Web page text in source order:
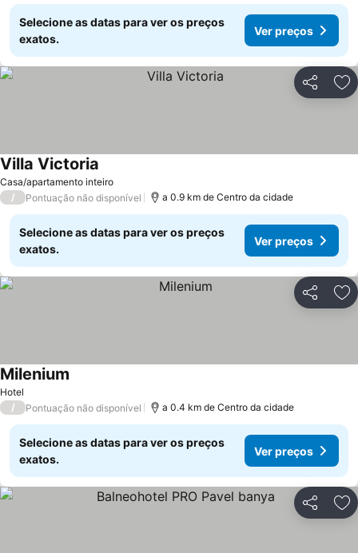
Selecione as datas para ver os preços
exatos.
Ver preços
Partilhar
Casa/apartamento inteiro
Villa Victoria
/ Pontuação não disponível a 0.9 km de Centro da cidade
Selecione as datas para ver os preços
exatos.
Ver preços
Partilhar
Hotel
Milenium
/ Pontuação não disponível a 0.4 km de Centro da cidade
Selecione as datas para ver os preços
exatos.
Ver preços
Partilhar